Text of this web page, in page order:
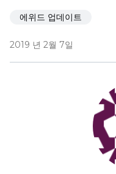
에위드 업데이트
2019 년 2월 7일